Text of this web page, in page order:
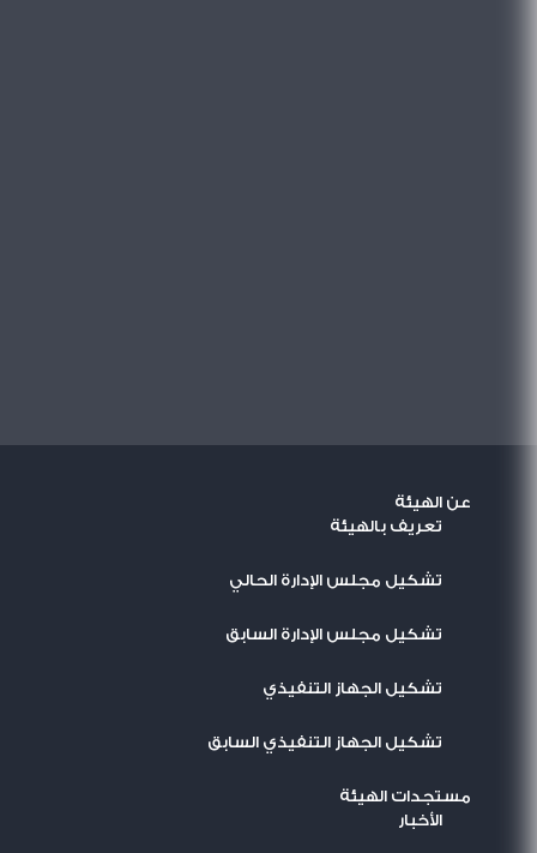
عن الهيئة
تعريف بالهيئة
تشكيل مجلس الإدارة الحالي
تشكيل مجلس الإدارة السابق
تشكيل الجهاز التنفيذي
تشكيل الجهاز التنفيذي السابق
مستجدات الهيئة
اﻷخبار